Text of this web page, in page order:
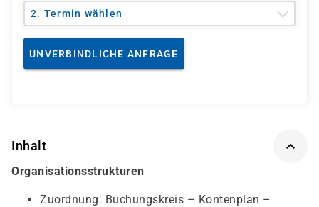
2. Termin wählen
UNVERBINDLICHE ANFRAGE
Inhalt
Organisationsstrukturen
Zuordnung: Buchungskreis – Kontenplan –